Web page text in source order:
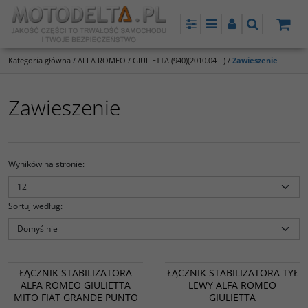
PanelMenuPanelSzukaj
Kategoria główna / ALFA ROMEO / GIULIETTA (940)(2010.04 - ) / Zawieszenie
Zawieszenie
Wyników na stronie:
Sortuj według:
PROMOCJA
ŁĄCZNIK STABILIZATORA
ALFA ROMEO GIULIETTA
MITO FIAT GRANDE PUNTO
PROMOCJA
ŁĄCZNIK STABILIZATORA TYŁ
LEWY ALFA ROMEO
GIULIETTA